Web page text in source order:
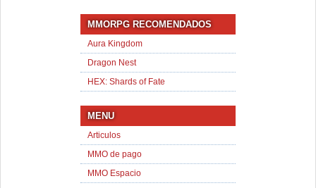
MMORPG RECOMENDADOS
Aura Kingdom
Dragon Nest
HEX: Shards of Fate
MENU
Articulos
MMO de pago
MMO Espacio